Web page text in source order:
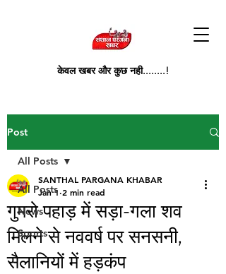
केवल खबर और कुछ नही........!
Post
All Posts
News
Sports
All Posts
गुमरो पहाड़ में सड़ा-गला शव
मिलने से नववर्ष पर सनसनी,
सैलानियों में हड़कंप
SANTHAL PARGANA KHABAR
Jan 1 2 min read